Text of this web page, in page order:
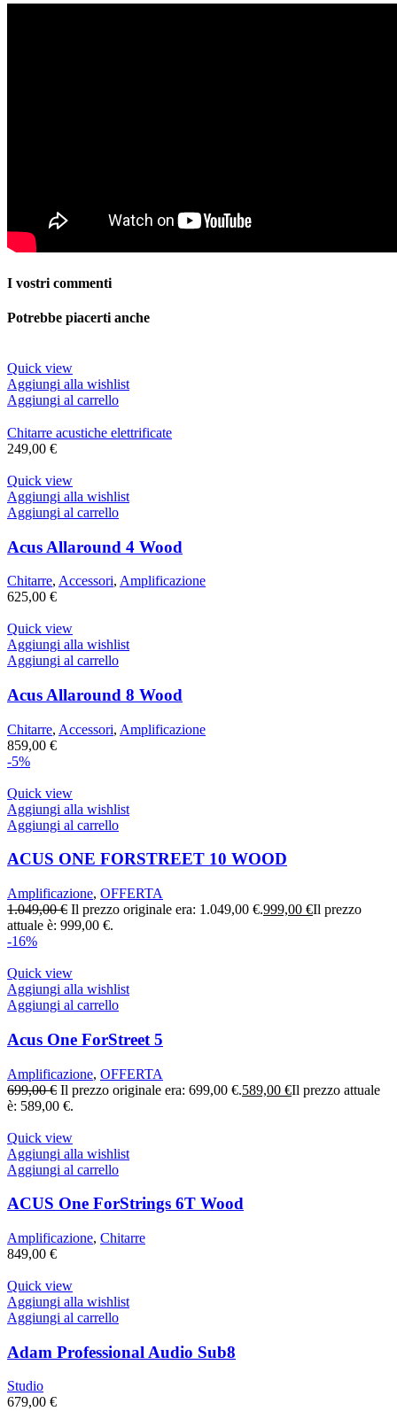
I vostri commenti
Potrebbe piacerti anche
Quick view
Aggiungi alla wishlist
Aggiungi al carrello
Chitarre acustiche elettrificate
249,00 €
Quick view
Aggiungi alla wishlist
Aggiungi al carrello
Acus Allaround 4 Wood
Chitarre, Accessori, Amplificazione
625,00 €
Quick view
Aggiungi alla wishlist
Aggiungi al carrello
Acus Allaround 8 Wood
Chitarre, Accessori, Amplificazione
859,00 €
-5%
Quick view
Aggiungi alla wishlist
Aggiungi al carrello
ACUS ONE FORSTREET 10 WOOD
Amplificazione, OFFERTA
1.049,00€ Il prezzo originale era: 1.049,00 €.999,00 €Il prezzo
attuale è: 999,00 €.
-16%
Quick view
Aggiungi alla wishlist
Aggiungi al carrello
Acus One ForStreet 5
Amplificazione, OFFERTA
699,00€ Il prezzo originale era: 699,00 €.589,00 €Il prezzo attuale
è: 589,00 €.
Quick view
Aggiungi alla wishlist
Aggiungi al carrello
ACUS One ForStrings 6T Wood
Amplificazione, Chitarre
849,00 €
Quick view
Aggiungi alla wishlist
Aggiungi al carrello
Adam Professional Audio Sub8
Studio
679,00 €